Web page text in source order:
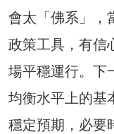
會太「佛系」，
政策工具，有信
場平穩運行。下
均衡水平上的基
穩定預期，必要